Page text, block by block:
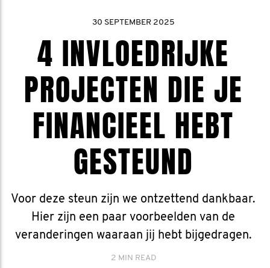
30 SEPTEMBER 2025
4 INVLOEDRIJKE
PROJECTEN DIE JE
FINANCIEEL HEBT
GESTEUND
Voor deze steun zijn we ontzettend dankbaar.
Hier zijn een paar voorbeelden van de
veranderingen waaraan jij hebt bijgedragen.
2 MIN READ